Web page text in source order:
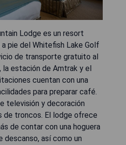
Lodge es un resort
pie del Whitefish Lake Golf
de transporte gratuito al
estación de Amtrak y el
cuentan con una
para preparar café.
televisión y decoración
de troncos. El lodge ofrece
de contar con una hoguera
descanso, así como un